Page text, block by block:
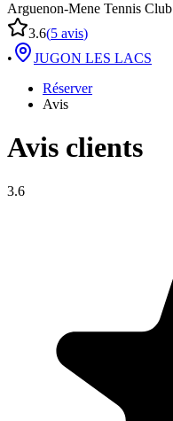
Arguenon-Mene Tennis Club
3.6(5 avis)
•
JUGON LES LACS
Réserver
Avis
Avis clients
3.6